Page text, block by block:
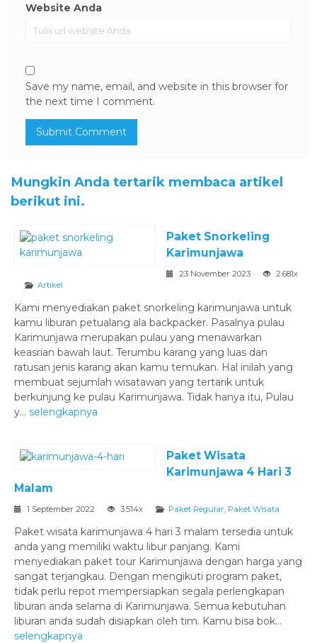
Website Anda
Save my name, email, and website in this browser for
the next time I comment.
Mungkin Anda tertarik membaca artikel
berikut ini.
Paket Snorkeling
Karimunjawa
23 November 2023
2.681x
Artikel
Kami menyediakan paket snorkeling karimunjawa untuk
kamu liburan petualang ala backpacker. Pasalnya pulau
Karimunjawa merupakan pulau yang menawarkan
keasrian bawah laut. Terumbu karang yang luas dan
ratusan jenis karang akan kamu temukan. Hal inilah yang
membuat sejumlah wisatawan yang tertarik untuk
berkunjung ke pulau Karimunjawa. Tidak hanya itu, Pulau
y... selengkapnya
Paket Wisata
Karimunjawa 4 Hari 3
Malam
1 September 2022 3.514x Paket Regular, Paket Wisata
Paket wisata karimunjawa 4 hari 3 malam tersedia untuk
anda yang memiliki waktu libur panjang. Kami
menyediakan paket tour Karimunjawa dengan harga yang
sangat terjangkau. Dengan mengikuti program paket,
tidak perlu repot mempersiapkan segala perlengkapan
liburan anda selama di Karimunjawa. Semua kebutuhan
liburan anda sudah disiapkan oleh tim. Kamu bisa bok...
selengkapnya